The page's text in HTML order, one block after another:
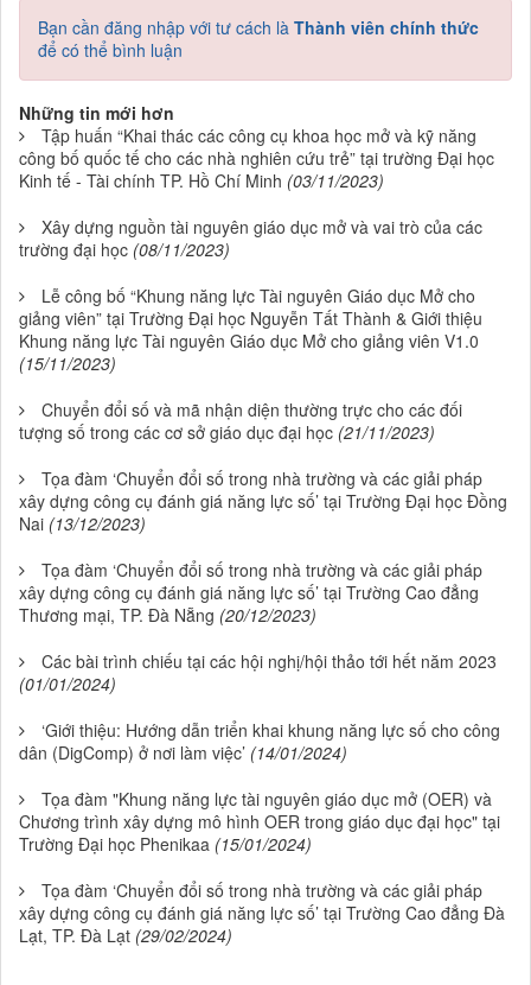
Bạn cần đăng nhập với tư cách là Thành viên chính thức
để có thể bình luận
Những tin mới hơn
Tập huấn “Khai thác các công cụ khoa học mở và kỹ năng
công bố quốc tế cho các nhà nghiên cứu trẻ” tại trường Đại học
Kinh tế - Tài chính TP. Hồ Chí Minh (03/11/2023)
Xây dựng nguồn tài nguyên giáo dục mở và vai trò của các
trường đại học (08/11/2023)
Lễ công bố “Khung năng lực Tài nguyên Giáo dục Mở cho
giảng viên” tại Trường Đại học Nguyễn Tất Thành & Giới thiệu
Khung năng lực Tài nguyên Giáo dục Mở cho giảng viên V1.0
(15/11/2023)
Chuyển đổi số và mã nhận diện thường trực cho các đối
tượng số trong các cơ sở giáo dục đại học (21/11/2023)
Tọa đàm ‘Chuyển đổi số trong nhà trường và các giải pháp
xây dựng công cụ đánh giá năng lực số’ tại Trường Đại học Đồng
Nai (13/12/2023)
Tọa đàm ‘Chuyển đổi số trong nhà trường và các giải pháp
xây dựng công cụ đánh giá năng lực số’ tại Trường Cao đẳng
Thương mại, TP. Đà Nẵng (20/12/2023)
Các bài trình chiếu tại các hội nghị/hội thảo tới hết năm 2023
(01/01/2024)
‘Giới thiệu: Hướng dẫn triển khai khung năng lực số cho công
dân (DigComp) ở nơi làm việc’ (14/01/2024)
Tọa đàm "Khung năng lực tài nguyên giáo dục mở (OER) và
Chương trình xây dựng mô hình OER trong giáo dục đại học" tại
Trường Đại học Phenikaa (15/01/2024)
Tọa đàm ‘Chuyển đổi số trong nhà trường và các giải pháp
xây dựng công cụ đánh giá năng lực số’ tại Trường Cao đẳng Đà
Lạt, TP. Đà Lạt (29/02/2024)